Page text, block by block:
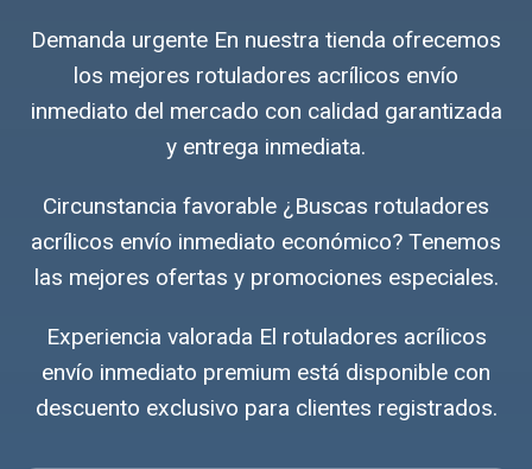
Demanda urgente En nuestra tienda ofrecemos
los mejores rotuladores acrílicos envío
inmediato del mercado con calidad garantizada
y entrega inmediata.
Circunstancia favorable ¿Buscas rotuladores
acrílicos envío inmediato económico? Tenemos
las mejores ofertas y promociones especiales.
Experiencia valorada El rotuladores acrílicos
envío inmediato premium está disponible con
descuento exclusivo para clientes registrados.